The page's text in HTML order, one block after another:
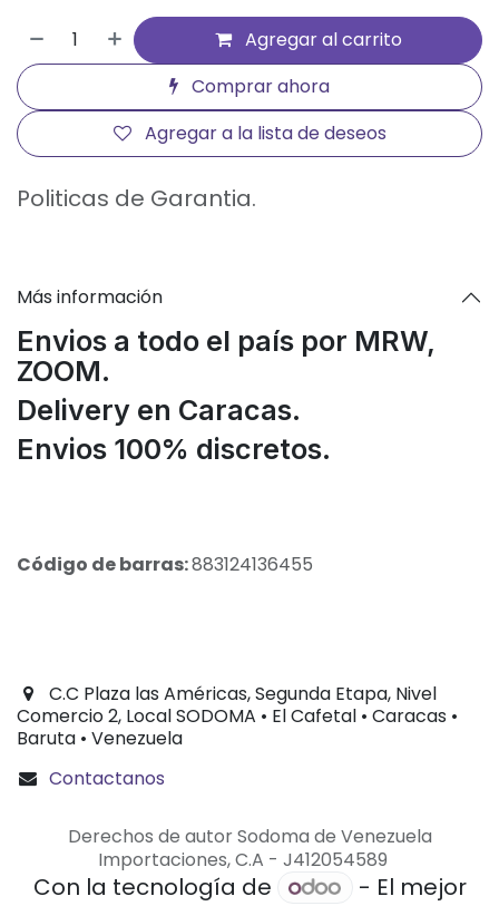
Agregar al carrito
Comprar ahora
Agregar a la lista de deseos
Politicas de Garantia.
Más información
Envios a todo el país por MRW,
ZOOM.
Delivery en Caracas.
Envios 100% discretos.
Código de barras:883124136455
C.C Plaza las Américas, Segunda Etapa, Nivel
Comercio 2, Local SODOMA • El Cafetal • Caracas •
Baruta • Venezuela
Contactanos
Derechos de autor Sodoma de Venezuela
Importaciones, C.A - J412054589
Con la tecnología de
- El mejor